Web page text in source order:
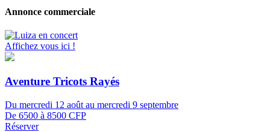
Annonce commerciale
Affichez vous ici !
Aventure Tricots Rayés
Du mercredi 12 août au mercredi 9 septembre
De 6500 à 8500 CFP
Réserver